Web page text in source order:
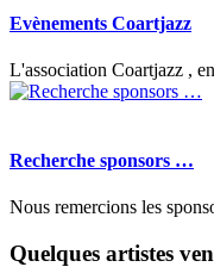
Evènements Coartjazz
L'association Coartjazz ,
Recherche sponsors …
Nous remercions les
Quelques artistes